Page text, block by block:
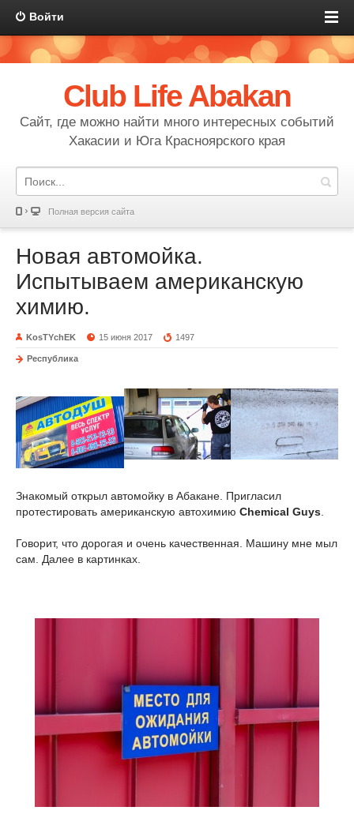
Войти
Club Life Abakan
Сайт, где можно найти много интересных событий
Хакасии и Юга Красноярского края
Полная версия сайта
Новая автомойка.
Испытываем американскую
химию.
KosTYchEK 15 июня 2017 1497
Республика
Знакомый открыл автомойку в Абакане. Пригласил
протестировать американскую автохимию Chemical Guys
Говорит, что дорогая и очень качественная. Машину мне мыл
сам. Далее в картинках.